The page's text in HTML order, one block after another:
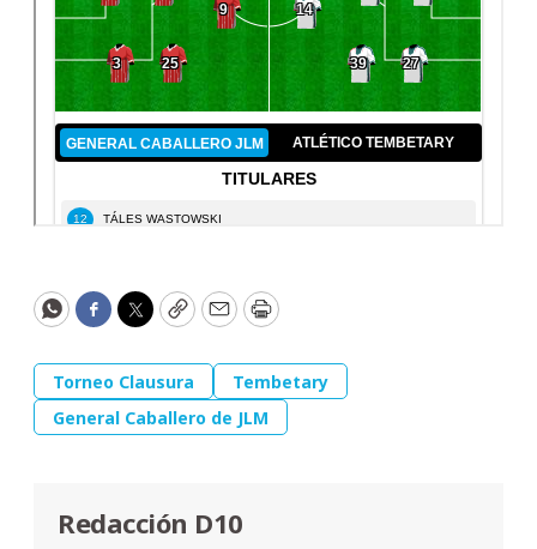
WhatsApp
Facebook
Twitter
CopyEmailPrint
Torneo Clausura
Tembetary
General Caballero de JLM
Redacción D10